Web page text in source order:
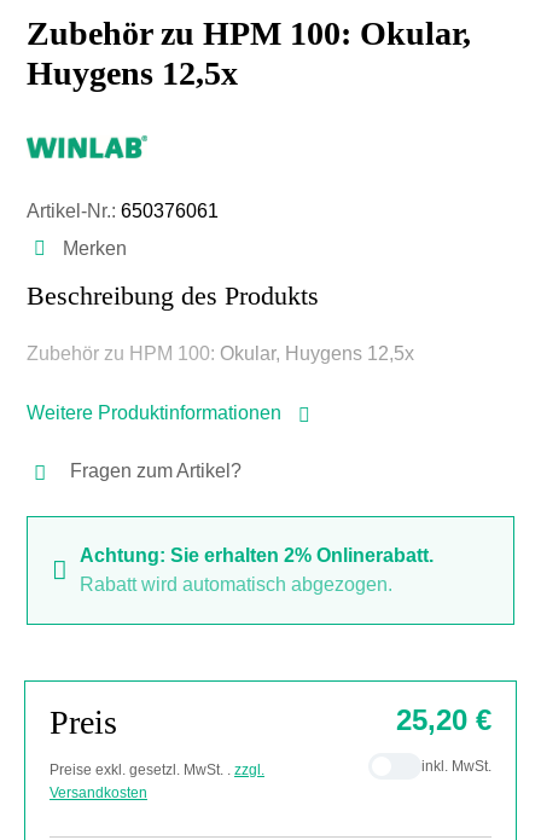
Zubehör zu HPM 100: Okular,
Huygens 12,5x
Artikel-Nr.: 650376061
Merken
Beschreibung des Produkts
Zubehör zu HPM 100: Okular, Huygens 12,5x
Weitere Produktinformationen
Fragen zum Artikel?
Achtung: Sie erhalten 2% Onlinerabatt.
Rabatt wird automatisch abgezogen.
Preis
Preise exkl. gesetzl. MwSt. . zzgl.
Versandkosten
25,20 €
inkl. MwSt.